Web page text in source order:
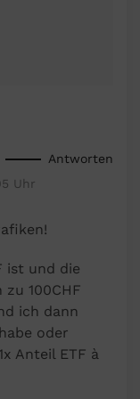
Uhr
Antworten
ist und die
100CHF
ich dann
oder
Anteil ETF à